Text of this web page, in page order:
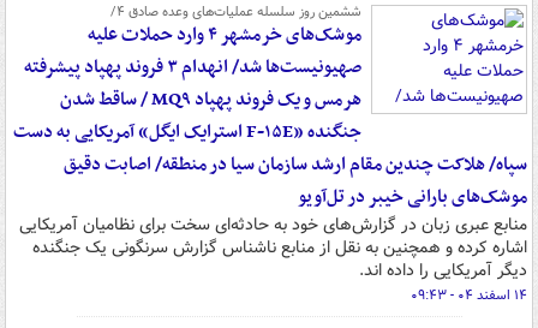
ششمین روز سلسله عملیات‌های وعده صادق ۴/
موشک‌های خرمشهر ۴ وارد حملات علیه
صهیونیست‌ها شد/ انهدام ۳ فروند پهپاد پیشرفته
هرمس و یک فروند پهپاد MQ۹ / ساقط شدن
جنگنده «F-۱۵E استرایک ایگل» آمریکایی به دست
سپاه/ هلاکت چندین مقام ارشد سازمان سیا در منطقه/ اصابت دقیق
موشک‌های بارانی خیبر در تل‌آویو
منابع عبری زبان در گزارش‌های خود به حادثه‌ای سخت برای نظامیان آمریکایی
اشاره کرده و همچنین به نقل از منابع ناشناس گزارش سرنگونی یک جنگنده
دیگر آمریکایی را داده اند.
۱۴ اسفند ۰۴ - ۰۹:۴۳